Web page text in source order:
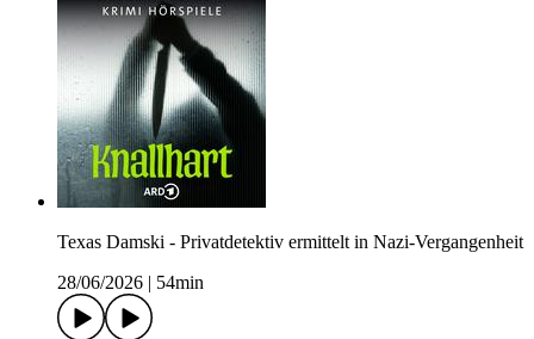
Texas Damski - Privatdetektiv ermittelt in Nazi-Vergangenheit
28/06/2026
54min